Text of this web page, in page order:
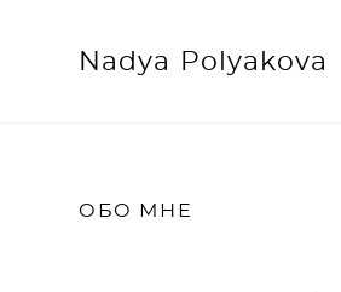
Nadya Polyakova
Nadya Polyakova
ОБО МНЕ